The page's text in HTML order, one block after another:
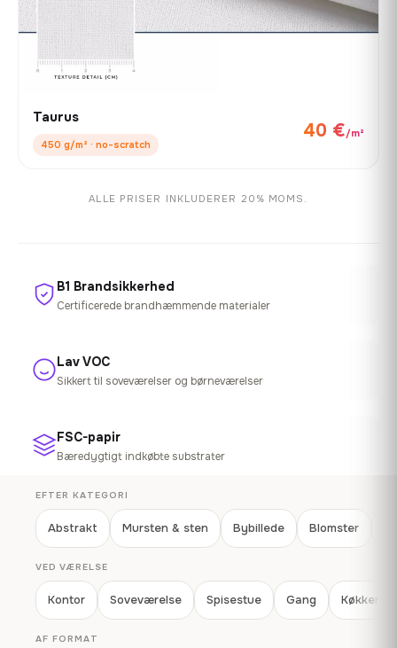
Taurus
450 g/m² · no-scratch
40 €/m²
ALLE PRISER INKLUDERER 20% MOMS.
B1 Brandsikkerhed
Certificerede brandhæmmende materialer
Lav VOC
Sikkert til soveværelser og børneværelser
FSC-papir
Bæredygtigt indkøbte substrater
EFTER KATEGORI
Abstrakt Mursten & sten Bybillede Blomster
VED VÆRELSE
Kontor Soveværelse Spisestue Gang Køkken
AF FORMAT